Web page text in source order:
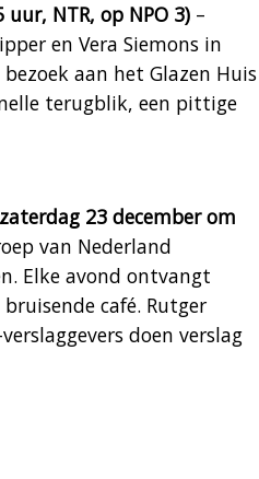
NTR, op NPO 3) –
en Vera Siemons in
aan het Glazen Huis
terugblik, een pittige
23 december om
van Nederland
Elke avond ontvangt
café. Rutger
doen verslag